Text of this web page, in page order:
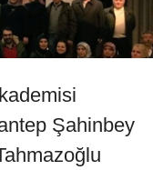
Şahinbey